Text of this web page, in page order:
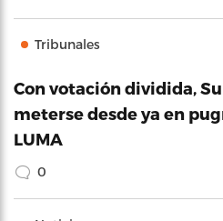
Tribunales
Con votación dividida,
meterse desde ya en
LUMA
0